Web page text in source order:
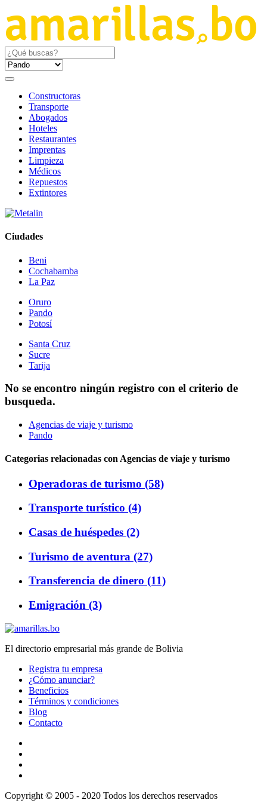
Constructoras
Transporte
Abogados
Hoteles
Restaurantes
Imprentas
Limpieza
Médicos
Repuestos
Extintores
Ciudades
Beni
Cochabamba
La Paz
Oruro
Pando
Potosí
Santa Cruz
Sucre
Tarija
No se encontro ningún registro con el criterio de
busqueda.
Agencias de viaje y turismo
Pando
Categorias relacionadas con Agencias de viaje y turismo
Operadoras de turismo (58)
Transporte turístico (4)
Casas de huéspedes (2)
Turismo de aventura (27)
Transferencia de dinero (11)
Emigración (3)
El directorio empresarial más grande de Bolivia
Registra tu empresa
¿Cómo anunciar?
Beneficios
Términos y condiciones
Blog
Contacto
Copyright © 2005 - 2020 Todos los derechos reservados